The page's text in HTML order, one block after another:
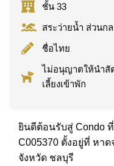
ชั้น 33
สระว่ายน้ำ ส่วนกล
ชื่อไทย
ไม่อนุญาตให้นำสั
เลี้ยงเข้าพัก
ยินดีต้อนรับสู่ Condo
C005370 ตั้งอยู่ที่ หา
จังหวัด ชลบุรี